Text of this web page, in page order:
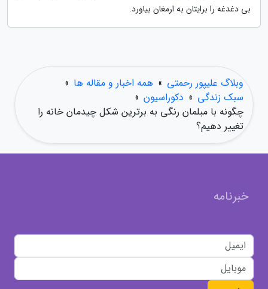
بی دغدغه را برایتان به ارمغان بیاورد.
وبلاگ علیپور رحمتی » همه اخبار و مقاله ها »
سبک زندگی » دکوراسیون »
چگونه با مبلمان رنگی به برترین شکل چیدمان خانه را
تغییر دهیم؟
خبرنامه